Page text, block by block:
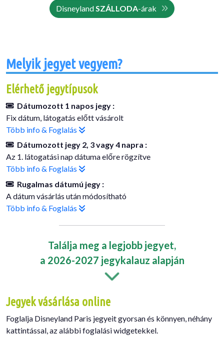
Disneyland SZÁLLODA-árak
Melyik jegyet vegyem?
Elérhető jegytípusok
Dátumozott 1 napos jegy :
Fix dátum, látogatás előtt vásárolt
Több info & Foglalás
Dátumozott jegy 2, 3 vagy 4 napra :
Az 1. látogatási nap dátuma előre rögzítve
Több info & Foglalás
Rugalmas dátumú jegy :
A dátum vásárlás után módosítható
Több info & Foglalás
Találja meg a legjobb jegyet,
a 2026-2027 jegykalauz alapján
Jegyek vásárlása online
Foglalja Disneyland Paris jegyeit gyorsan és könnyen, néhány
kattintással, az alábbi foglalási widgetekkel.